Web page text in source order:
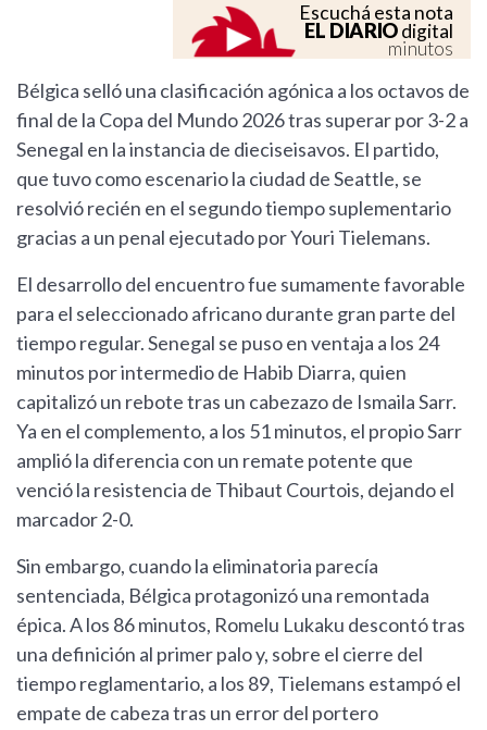
Escuchá esta nota
EL DIARIOdigital
minutos
Bélgica selló una clasificación agónica a los octavos de
final de la Copa del Mundo 2026 tras superar por 3-2 a
Senegal en la instancia de dieciseisavos. El partido,
que tuvo como escenario la ciudad de Seattle, se
resolvió recién en el segundo tiempo suplementario
gracias a un penal ejecutado por Youri Tielemans.
El desarrollo del encuentro fue sumamente favorable
para el seleccionado africano durante gran parte del
tiempo regular. Senegal se puso en ventaja a los 24
minutos por intermedio de Habib Diarra, quien
capitalizó un rebote tras un cabezazo de Ismaila Sarr.
Ya en el complemento, a los 51 minutos, el propio Sarr
amplió la diferencia con un remate potente que
venció la resistencia de Thibaut Courtois, dejando el
marcador 2-0.
Sin embargo, cuando la eliminatoria parecía
sentenciada, Bélgica protagonizó una remontada
épica. A los 86 minutos, Romelu Lukaku descontó tras
una definición al primer palo y, sobre el cierre del
tiempo reglamentario, a los 89, Tielemans estampó el
empate de cabeza tras un error del portero